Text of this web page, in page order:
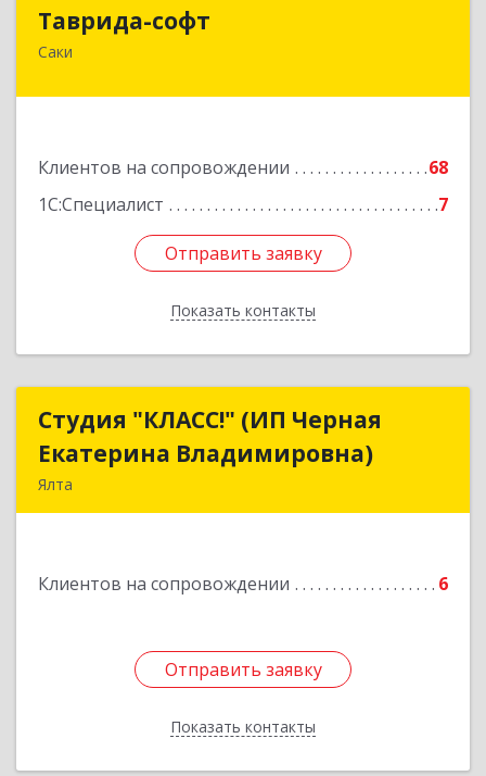
Таврида-софт
Саки
Клиентов на сопровождении
68
1С:Специалист
7
Отправить заявку
Показать контакты
Подробнее
Отправить заявку
Назад
Студия "КЛАСС!" (ИП Черная
Екатерина Владимировна)
Ялта
Клиентов на сопровождении 6
Отправить заявку
Показать контакты
Студия "КЛАСС!" (ИП Черная
Екатерина Владимировна)
Отправить заявку
Назад